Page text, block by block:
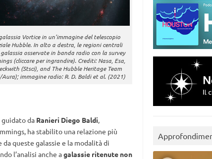
Vortice in un’immagine del telescopio
Hubble. In alto a destra, le regioni centrali
osservate in banda radio con la survey
(cliccare per ingrandire). Crediti: Nasa, Esa,
(Stsci), and The Hubble Heritage Team
Aura); immagine radio: R. D. Baldi et al. (2021)
da Ranieri Diego Baldi,
ha stabilito una relazione più
queste galassie e la modalità di
l’analisi anche agalassie ritenute non